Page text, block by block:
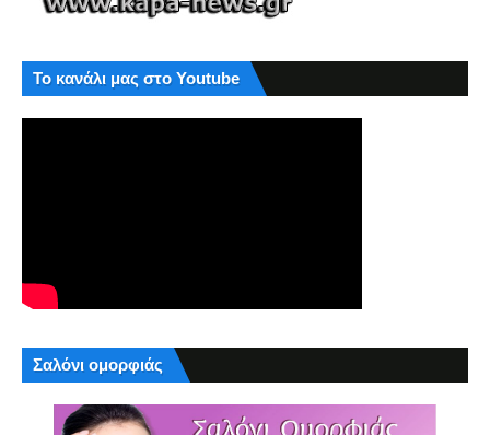
Το κανάλι μας στο Youtube
Σαλόνι ομορφιάς